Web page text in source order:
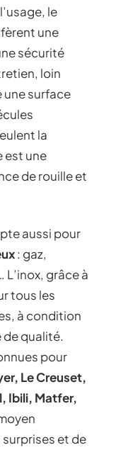
le
une
sécurité
loin
une surface
la
est une
de rouille et
aussi pour
: gaz,
grâce à
tous les
à condition
de qualité.
pour
Le Creuset,
Ibili, Matfer,
surprises et de